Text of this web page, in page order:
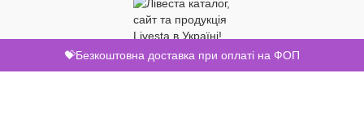
💝Безкоштовна доставка при оплаті на ФОП